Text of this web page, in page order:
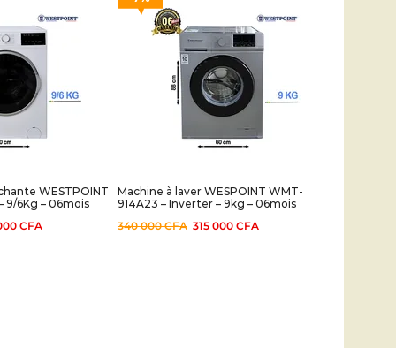
WESTPOINT
9/6Kg – 06mois
CFA
Machine à laver WESPOINT WMT-
914A23 – Inverter – 9kg – 06mois
340 000CFA 315 000 CFA